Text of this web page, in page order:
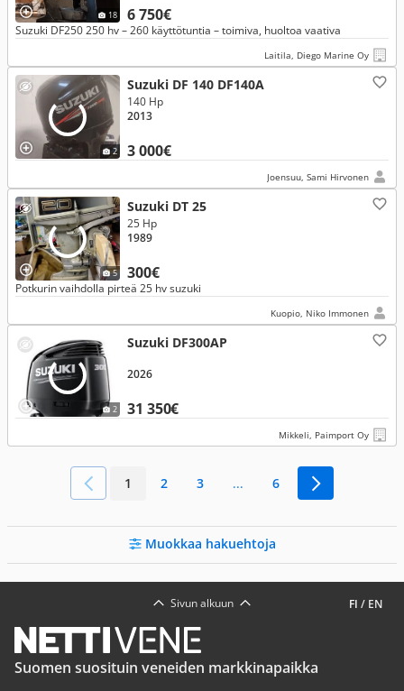
18 6 750€
Suzuki DF250 250 hv – 260 käyttötuntia – toimiva, huoltoa vaativa
Laitila, Diego Marine Oy
2
Suzuki DF 140 DF140A
3 000€
140 Hp
2013
Joensuu, Sami Hirvonen
5
Suzuki DT 25
300€
25 Hp
1989
Potkurin vaihdolla pirteä 25 hv suzuki
Kuopio, Niko Immonen
2
Suzuki DF300AP
31 350€
2026
Mikkeli, Paimport Oy
1 2 3 ... 6
Muokkaa hakuehtoja
FI / EN
Sivun alkuun
Suomen suosituin veneiden markkinapaikka